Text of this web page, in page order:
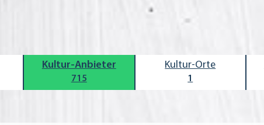
Kultur-Anbieter
715
Kultur-Orte
1